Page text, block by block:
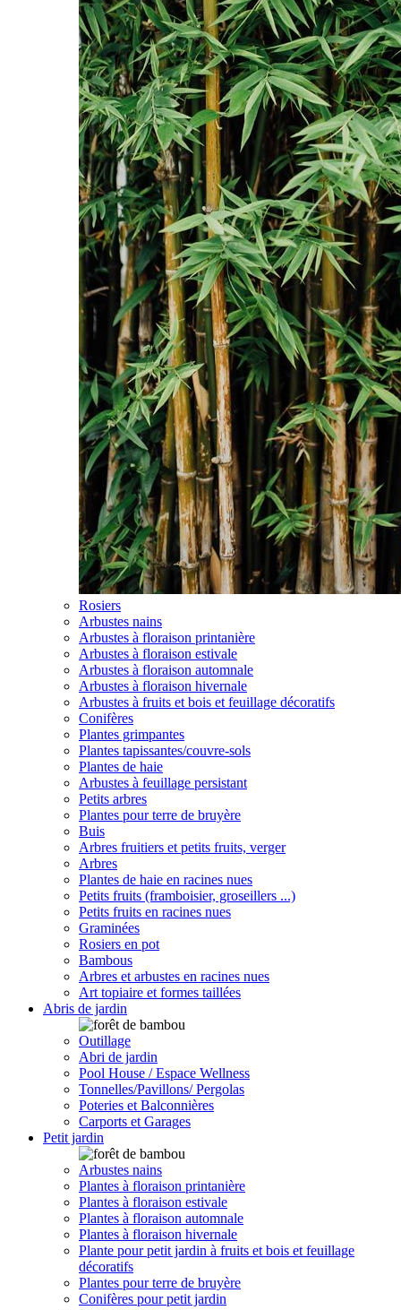
Rosiers
Arbustes nains
Arbustes à floraison printanière
Arbustes à floraison estivale
Arbustes à floraison automnale
Arbustes à floraison hivernale
Arbustes à fruits et bois et feuillage décoratifs
Conifères
Plantes grimpantes
Plantes tapissantes/couvre-sols
Plantes de haie
Arbustes à feuillage persistant
Petits arbres
Plantes pour terre de bruyère
Buis
Arbres fruitiers et petits fruits, verger
Arbres
Plantes de haie en racines nues
Petits fruits (framboisier, groseillers ...)
Petits fruits en racines nues
Graminées
Rosiers en pot
Bambous
Arbres et arbustes en racines nues
Art topiaire et formes taillées
Abris de jardin
Outillage
Abri de jardin
Pool House / Espace Wellness
Tonnelles/Pavillons/ Pergolas
Poteries et Balconnières
Carports et Garages
Petit jardin
Arbustes nains
Plantes à floraison printanière
Plantes à floraison estivale
Plantes à floraison automnale
Plantes à floraison hivernale
Plante pour petit jardin à fruits et bois et feuillage
décoratifs
Plantes pour terre de bruyère
Conifères pour petit jardin